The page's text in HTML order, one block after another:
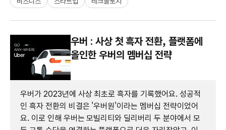
우버 : 사상 첫 흑자 전환, 플랫폼에
올인한 우버의 멤버십 전략
우버가 2023년에 사상 최초로 흑자를 기록했어요. 성공적
인 흑자 전환의 비결은 '우버원'이라는 멤버십 전략이었어
요. 이로 인해 우버는 모빌리티와 딜리버리 두 분야에서 모